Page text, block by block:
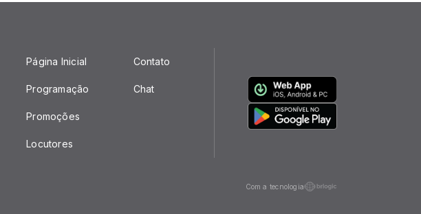
Página Inicial
Programação
Promoções
Locutores
Contato
Chat
Com a tecnologia